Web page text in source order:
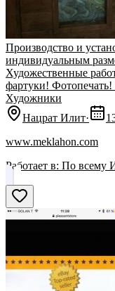
Производство и
индивидуальным
Художественные
фартуки! Фотопечать!
Художники
Нацрат Илит·
www.meklahon.com
Работает в: По всему